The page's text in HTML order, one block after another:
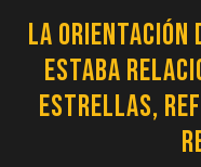
La orientación
estaba
estrellas,